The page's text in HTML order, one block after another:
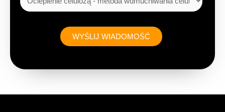
y
WYŚLIJ WIADOMOŚĆ